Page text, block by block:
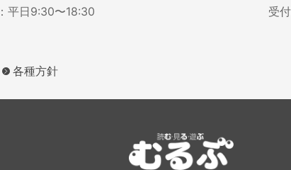
平日9:30〜18:30 受
各種方針